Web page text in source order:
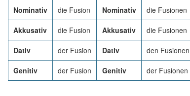
Nominativ
die Fusion
Akkusativ die Fusion
Dativ der Fusion
Genitiv der Fusion
Nominativ
die Fusionen
Akkusativ die Fusionen
Dativ den Fusionen
Genitiv der Fusionen